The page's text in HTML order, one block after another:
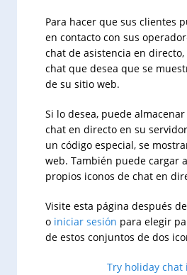
Para hacer que sus clientes
en contacto con sus
chat de asistencia en
chat que desea que se
de su sitio web.
Si lo desea, puede
chat en directo en su
un código especial, se
web. También puede cargar
propios iconos de chat en
Visite esta página después de
o iniciar sesión para elegir
de estos conjuntos de dos
Try holiday chat